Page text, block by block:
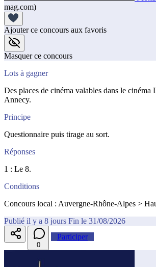
mag.com)
Ajouter ce concours aux favoris
Masquer ce concours
Lots à gagner
Des places de cinéma valables dans le cinéma
Annecy.
Principe
Questionnaire puis tirage au sort.
Réponses
1 : Le 8.
Conditions
Concours local : Auvergne-Rhône-Alpes >
Publié il y a 8 jours Fin le 31/08/2026
0
Participer